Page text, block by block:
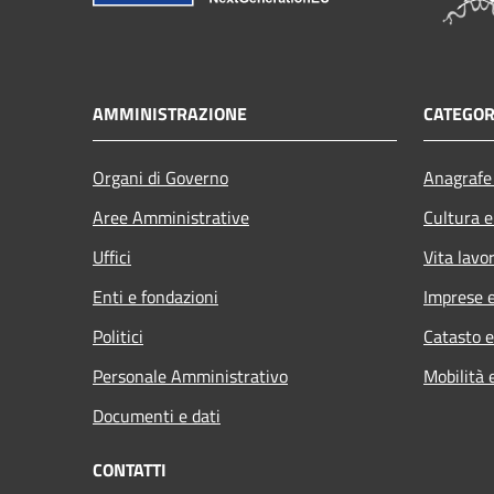
AMMINISTRAZIONE
Organi di Governo
Aree Amministrative
Uffici
Enti e fondazioni
Politici
Personale Amministrativo
Documenti e dati
Cultura
Vita
Imprese
Catasto
Mobilità
CONTATTI